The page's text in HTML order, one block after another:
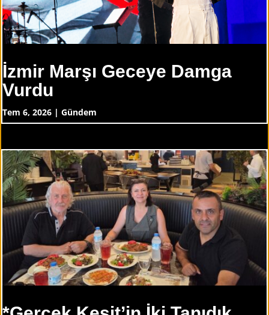
İzmir Marşı Geceye Damga
Vurdu
Tem 6, 2026 | Gündem